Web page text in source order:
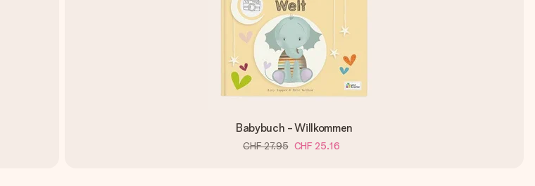
Babybuch - Willkommen
CHF 27.95 CHF 25.16